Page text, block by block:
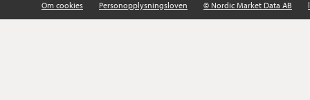
Om cookies Personopplysningsloven © Nordic Market Data AB